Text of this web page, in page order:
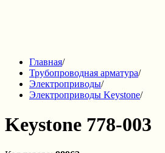
Главная/
Трубопроводная арматура/
Электроприводы/
Электроприводы Keystone/
Keystone 778-003